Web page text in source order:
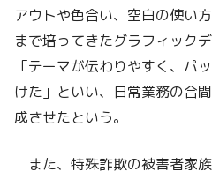
アウトや色合い、空白の使い
まで培ってきたグラフィック
「テーマが伝わりやすく、パ
けた」といい、日常業務の合
成させたという。
また、特殊詐欺の被害者家